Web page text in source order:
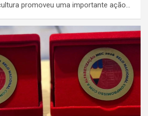
promoveu uma importante ação…